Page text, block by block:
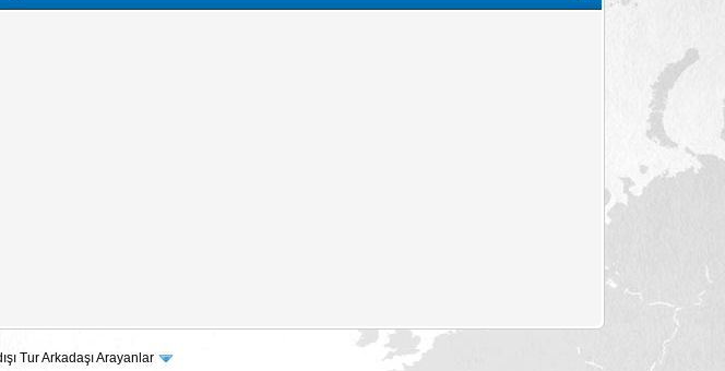
Tur Arkadaşı Arayanlar